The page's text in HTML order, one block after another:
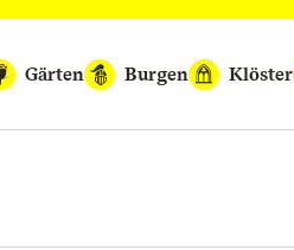
Gärten Burgen Klöster